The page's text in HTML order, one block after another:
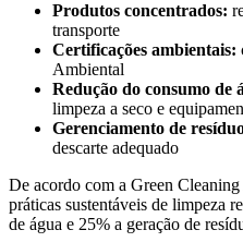
Produtos concentrados:
transporte
Certificações ambientais:
Ambiental
Redução do consumo de
limpeza a seco e
Gerenciamento de
descarte adequado
De acordo com a Green
práticas sustentáveis de limpeza
de água e 25% a geração de